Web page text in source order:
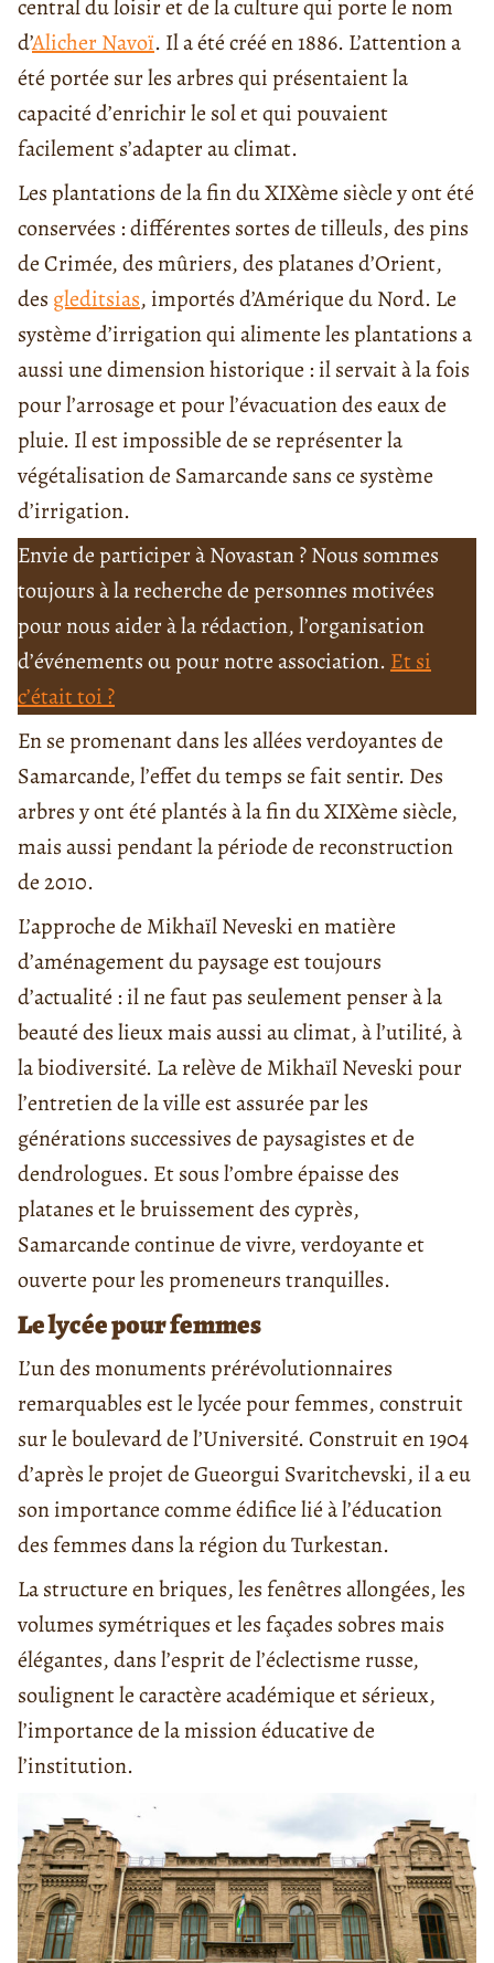
central du loisir et de la culture qui porte le nom
d’Alicher Navoï. Il a été créé en 1886. L’attention a
été portée sur les arbres qui présentaient la
capacité d’enrichir le sol et qui pouvaient
facilement s’adapter au climat.
Les plantations de la fin du XIXème siècle y ont été
conservées : différentes sortes de tilleuls, des pins
de Crimée, des mûriers, des platanes d’Orient,
des gleditsias, importés d’Amérique du Nord. Le
système d’irrigation qui alimente les plantations a
aussi une dimension historique : il servait à la fois
pour l’arrosage et pour l’évacuation des eaux de
pluie. Il est impossible de se représenter la
végétalisation de Samarcande sans ce système
d’irrigation.
Envie de participer à Novastan ? Nous sommes
toujours à la recherche de personnes motivées
pour nous aider à la rédaction, l’organisation
d’événements ou pour notre association. Et si
c’était toi ?
En se promenant dans les allées verdoyantes de
Samarcande, l’effet du temps se fait sentir. Des
arbres y ont été plantés à la fin du XIXème siècle,
mais aussi pendant la période de reconstruction
de 2010.
L’approche de Mikhaïl Neveski en matière
d’aménagement du paysage est toujours
d’actualité : il ne faut pas seulement penser à la
beauté des lieux mais aussi au climat, à l’utilité, à
la biodiversité. La relève de Mikhaïl Neveski pour
l’entretien de la ville est assurée par les
générations successives de paysagistes et de
dendrologues. Et sous l’ombre épaisse des
platanes et le bruissement des cyprès,
Samarcande continue de vivre, verdoyante et
ouverte pour les promeneurs tranquilles.
Le lycée pour femmes
L’un des monuments prérévolutionnaires
remarquables est le lycée pour femmes, construit
sur le boulevard de l’Université. Construit en 1904
d’après le projet de Gueorgui Svaritchevski, il a eu
son importance comme édifice lié à l’éducation
des femmes dans la région du Turkestan.
La structure en briques, les fenêtres allongées, les
volumes symétriques et les façades sobres mais
élégantes, dans l’esprit de l’éclectisme russe,
soulignent le caractère académique et sérieux,
l’importance de la mission éducative de
l’institution.